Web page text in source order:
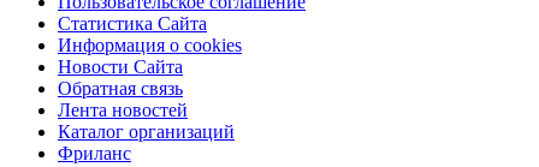
Статистика Сайта
Информация о cookies
Новости Сайта
Обратная связь
Лента новостей
Каталог организаций
Фриланс